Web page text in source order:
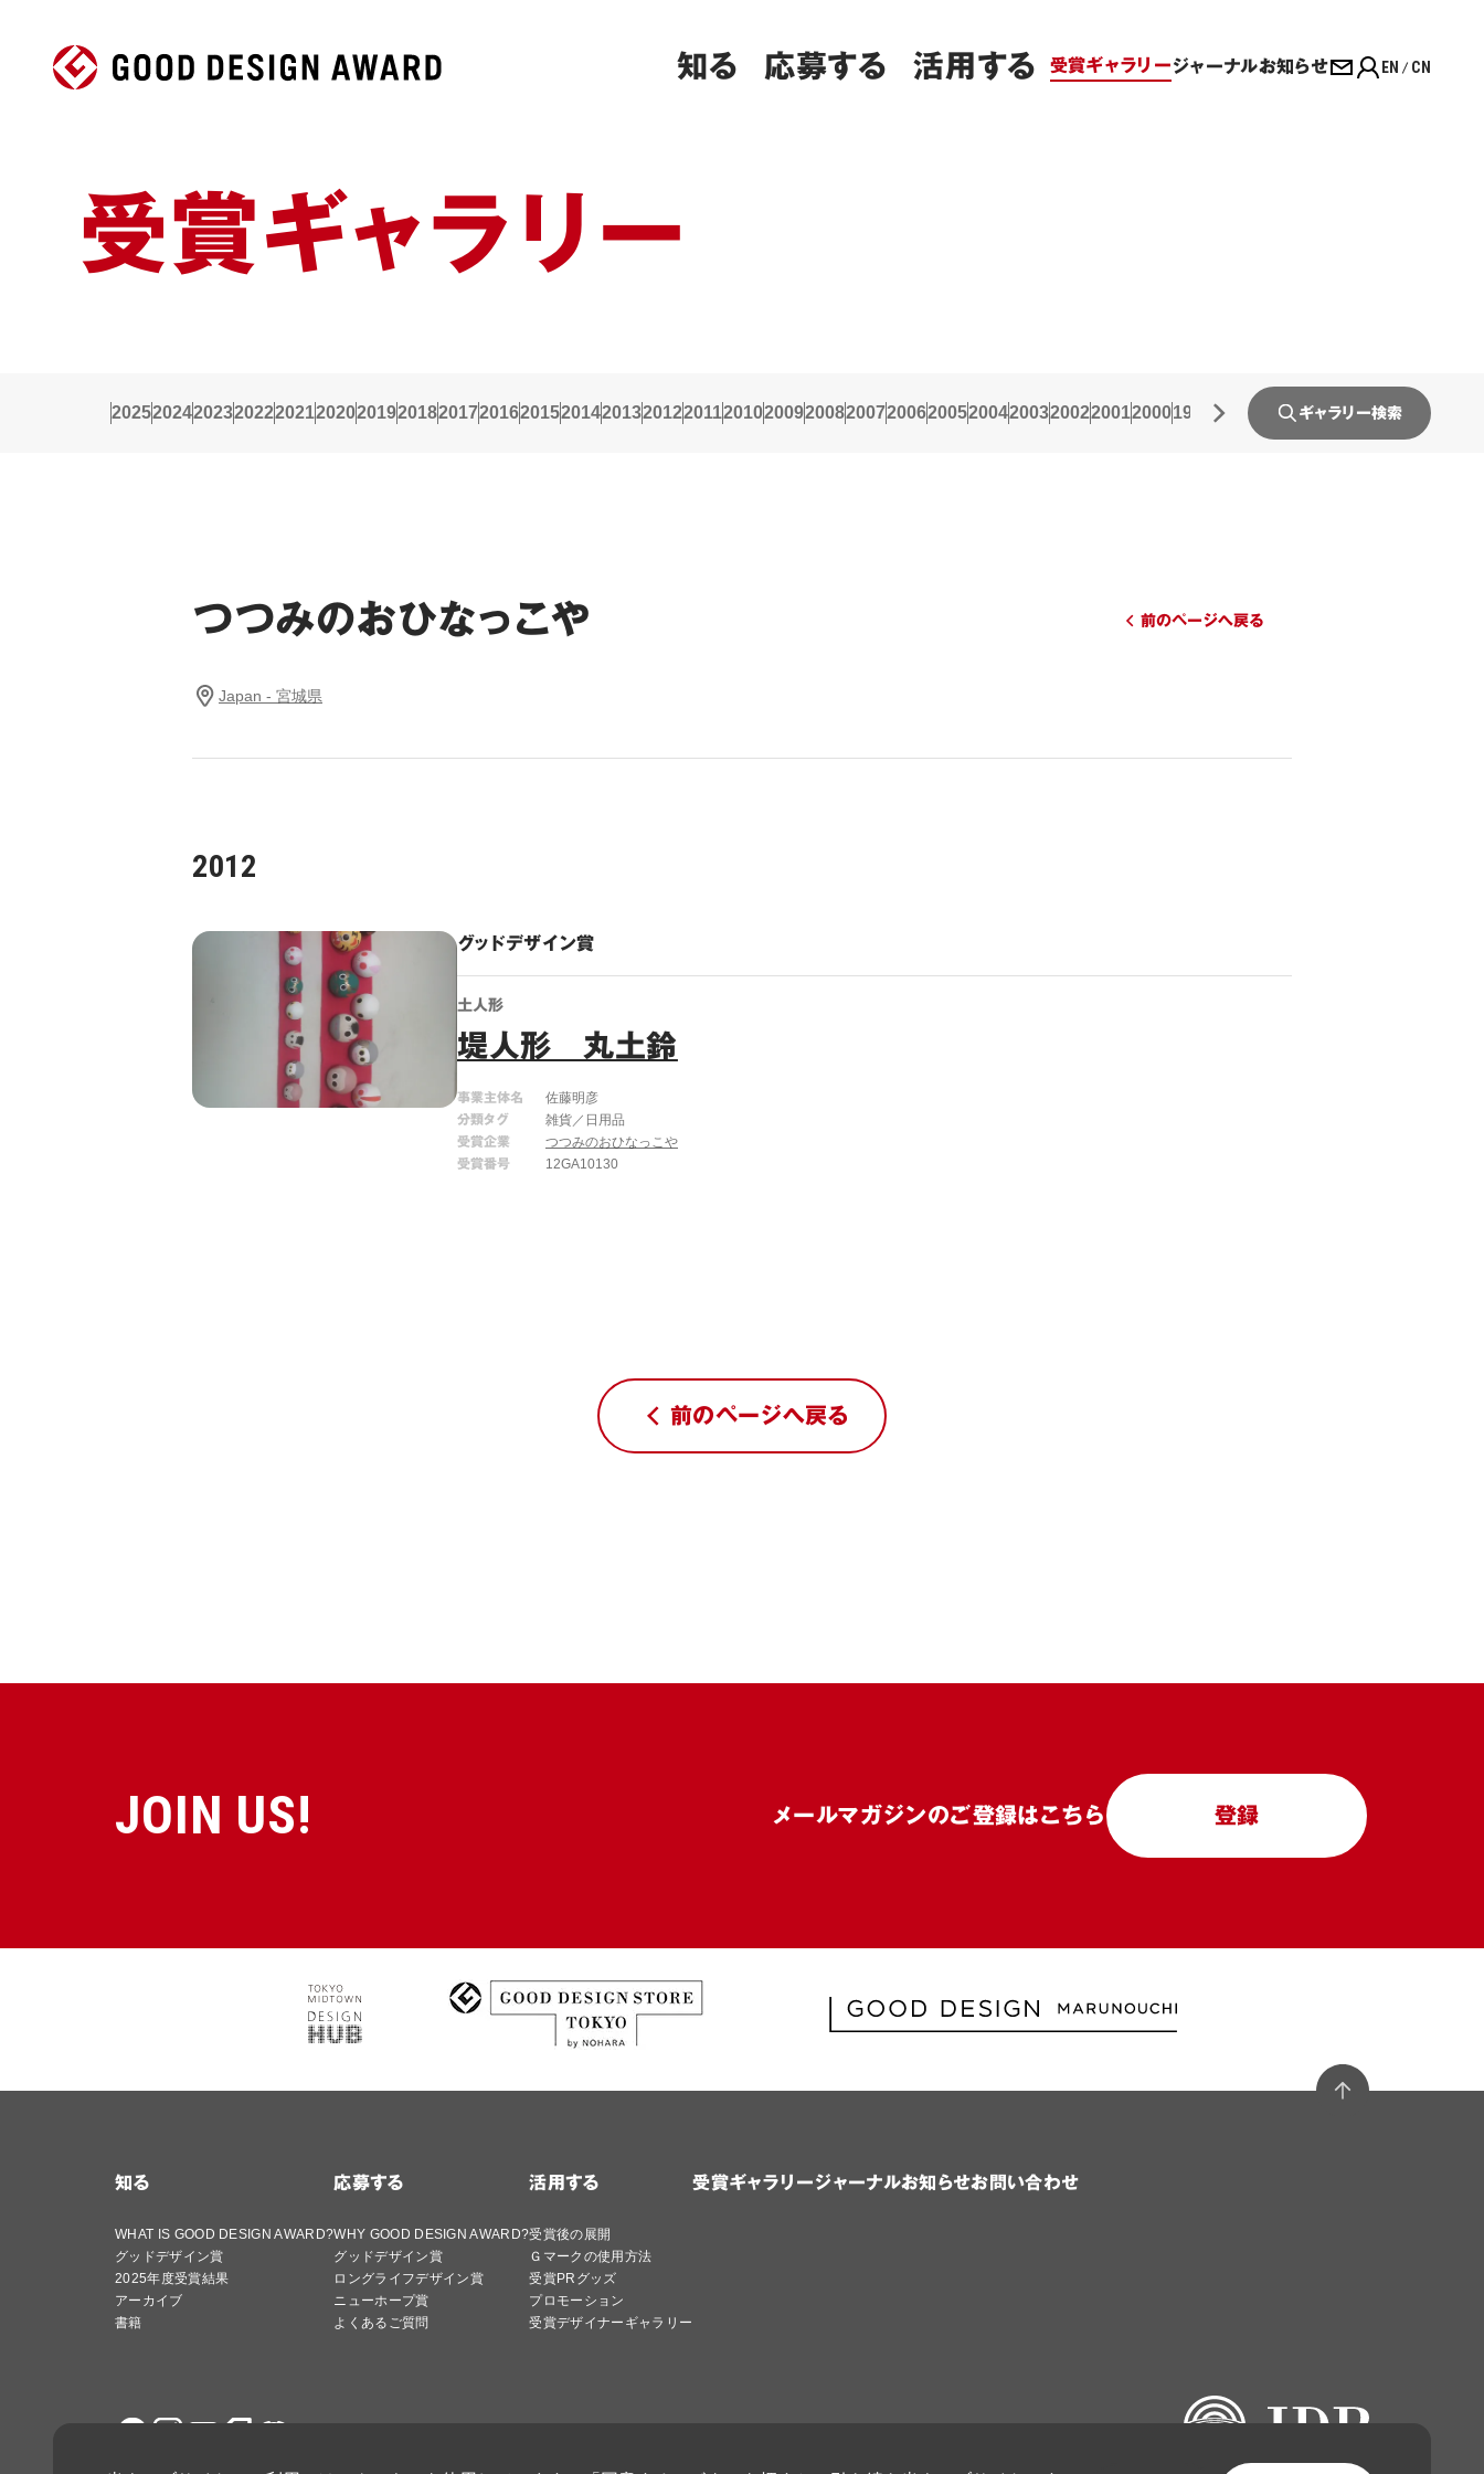
知る 応募する 活用する 受賞ギャラリージャーナルお知らせ EN CN
受賞ギャラリー
202520242023202220212020201920182017201620152014201320122011201020092008200720062005200420032002200120001999 1998 1997 199619951994 1993
ギャラリー検索
つつみのおひなっこや 前のページへ戻る
Japan - 宮城県
2012
グッドデザイン賞
土人形
堤人形 丸土鈴
事業主体名
佐藤明彦
分類タグ
雑貨／日用品
受賞企業
つつみのおひなっこや
受賞番号
12GA10130
前のページへ戻る
JOIN US! メールマガジンのご登録はこちら 登録
知る
WHAT IS GOOD DESIGN AWARD?
グッドデザイン賞
2025年度受賞結果
アーカイブ
書籍
応募する
WHY GOOD DESIGN AWARD?
グッドデザイン賞
ロングライフデザイン賞
ニューホープ賞
よくあるご質問
活用する
受賞後の展開
Ｇマークの使用方法
受賞PRグッズ
プロモーション
受賞デザイナーギャラリー
受賞ギャラリージャーナルお知らせお問い合わせ